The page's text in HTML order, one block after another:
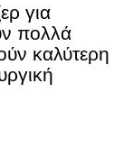
για
πολλά
καλύτερη